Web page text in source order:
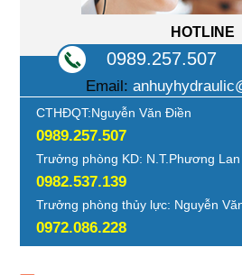
HOTLINE
0989.257.507
Email:
CTHĐQT:Nguyễn Văn Điền
0989.257.507
Trưởng phòng KD: N.T.Phương Lan
0982.537.139
Trưởng phòng thủy lực: Nguyễn
0972.086.228